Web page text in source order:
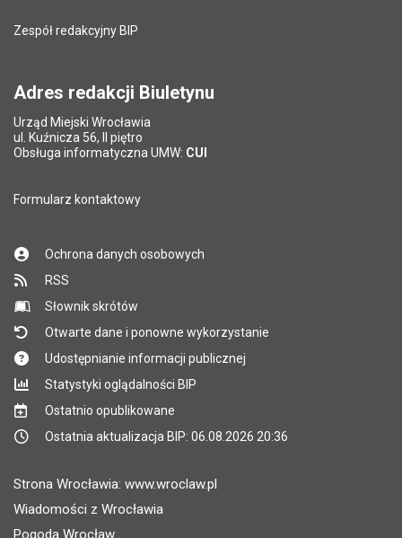
Zespół redakcyjny BIP
Adres redakcji Biuletynu
Urząd Miejski Wrocławia
ul. Kuźnicza 56, II piętro
Obsługa informatyczna UMW: CUI
Formularz kontaktowy
Ochrona danych osobowych
RSS
Słownik skrótów
Otwarte dane i ponowne wykorzystanie
Udostępnianie informacji publicznej
Statystyki oglądalności BIP
Ostatnio opublikowane
Ostatnia aktualizacja BIP: 06.08.2026 20:36
Strona Wrocławia: www.wroclaw.pl
Wiadomości z Wrocławia
Pogoda Wrocław